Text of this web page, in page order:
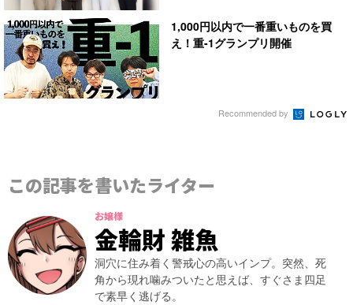
1,000円以内で一番重いものを買
え！重-1グランプリ開催
Recommended by
この記事を書いたライター
お嬢様
金輪財 雑魚
洞穴に住み着く警戒心の高いインプ。突然、死
角から現れ噛みついたと思えば、すぐさま四足
で素早く逃げる。